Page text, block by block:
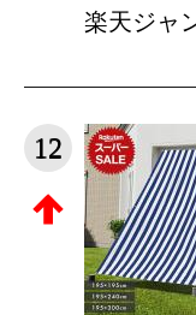
楽天ジャ
12